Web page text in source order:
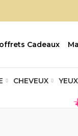
Cadeaux
CHEVEUX YEUX